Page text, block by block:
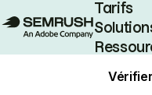
Tarifs